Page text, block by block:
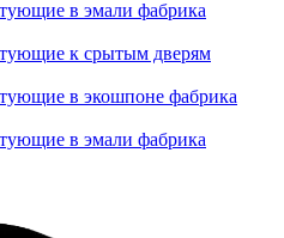
в эмали фабрика
к срытым дверям
в экошпоне фабрика
в эмали фабрика